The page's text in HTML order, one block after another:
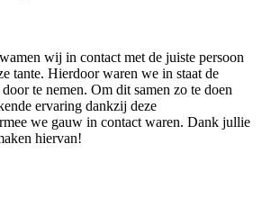
wij in contact met de juiste persoon
tante. Hierdoor waren we in staat de
te nemen. Om dit samen zo te doen
ervaring dankzij deze
we gauw in contact waren. Dank jullie
hiervan!